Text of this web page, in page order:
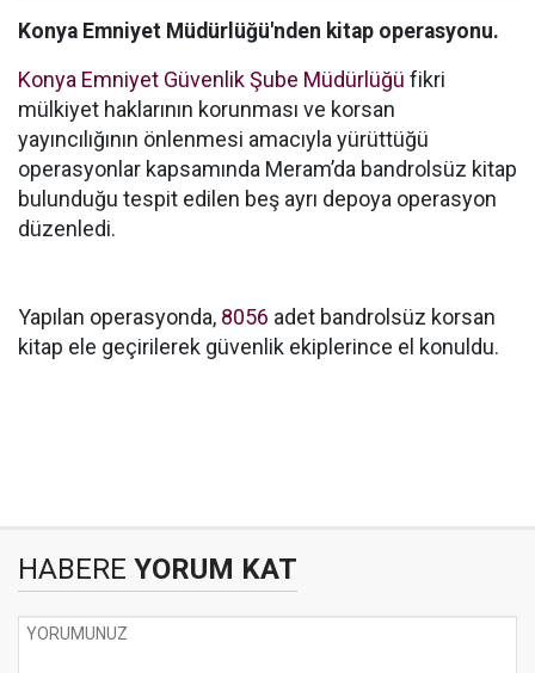
Konya Emniyet Müdürlüğü'nden kitap operasyonu.
Konya Emniyet Güvenlik Şube Müdürlüğü fikri
mülkiyet haklarının korunması ve korsan
yayıncılığının önlenmesi amacıyla yürüttüğü
operasyonlar kapsamında Meram’da bandrolsüz kitap
bulunduğu tespit edilen beş ayrı depoya operasyon
düzenledi.
Yapılan operasyonda, 8056 adet bandrolsüz korsan
kitap ele geçirilerek güvenlik ekiplerince el konuldu.
HABERE YORUM KAT